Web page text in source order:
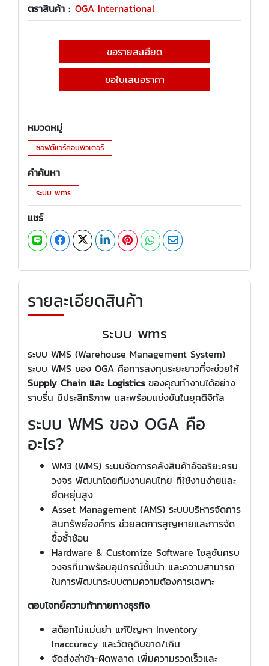
ตราสินค้า : OGA International
ขอรายละเอียด
ขอใบเสนอราคา
หมวดหมู่
ซอฟต์แวร์คอมพิวเตอร์
คำค้นหา
ระบบ wms
แชร์
รายละเอียดสินค้า
ระบบ wms
ระบบ WMS (Warehouse Management System)
ระบบ WMS ของ OGA คือการลงทุนระยะยาวที่จะช่วยให้
Supply Chain และ Logisticsของคุณทำงานได้อย่าง
ราบรื่น มีประสิทธิภาพ และพร้อมแข่งขันในยุคดิจิทัล
ระบบ WMS ของ OGA คือ
อะไร?
WM3 (WMS) ระบบจัดการคลังสินค้าอัจฉริยะครบ
วงจร พัฒนาโดยทีมงานคนไทย ที่ใช้งานง่ายและ
ยืดหยุ่นสูง
Asset Management (AMS) ระบบบริหารจัดการ
สินทรัพย์องค์กร ช่วยลดการสูญหายและการจัด
ซื้อซ้ำซ้อน
Hardware & Customize Software โซลูชันครบ
วงจรที่มาพร้อมอุปกรณ์ชั้นนำ และความสามารถ
ในการพัฒนาระบบตามความต้องการเฉพาะ
ตอบโจทย์ความท้าทายทางธุรกิจ
สต็อกไม่แม่นยำ แก้ปัญหา Inventory
Inaccuracy และวัตถุดิบขาด/เกิน
จัดส่งล่าช้า-ผิดพลาด เพิ่มความรวดเร็วและ